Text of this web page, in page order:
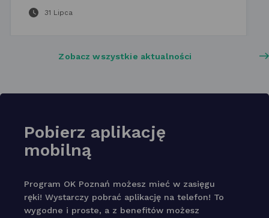
31 Lipca
Zobacz wszystkie aktualności
Pobierz aplikację
mobilną
Program OK Poznań możesz mieć w zasięgu
ręki! Wystarczy pobrać aplikację na telefon! To
wygodne i proste, a z benefitów możesz